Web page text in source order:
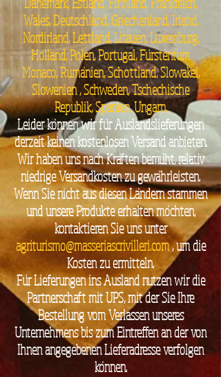
Wales, Deutschland, Griechenland, Irland,
Nordirland, Lettland, Litauen, Luxemburg,
Holland, Polen, Portugal, Fürstentum
Monaco, Rumänien, Schottland, Slowakei,
Slowenien , Schweden, Tschechische
Republik, Spanien, Ungarn.
Leider können wir für Auslandslieferungen
derzeit keinen kostenlosen Versand anbieten.
Wir haben uns nach Kräften bemüht, relativ
niedrige Versandkosten zu gewährleisten.
Wenn Sie nicht aus diesen Ländern stammen
und unsere Produkte erhalten möchten,
kontaktieren Sie uns unter
agriturismo@masseriascrivilleri.com, um die
Kosten zu ermitteln.
Für Lieferungen ins Ausland nutzen wir die
Partnerschaft mit UPS, mit der Sie Ihre
Bestellung vom Verlassen unseres
Unternehmens bis zum Eintreffen an der von
Ihnen angegebenen Lieferadresse verfolgen
können.